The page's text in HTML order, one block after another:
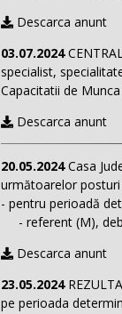
Descarca anunt
03.07.2024
specialist,
Capacitatii de
Descarca anunt
20.05.2024Casa
următoarelor
- pentru perioadă
- referent (M),
Descarca anunt
23.05.2024
pe perioada